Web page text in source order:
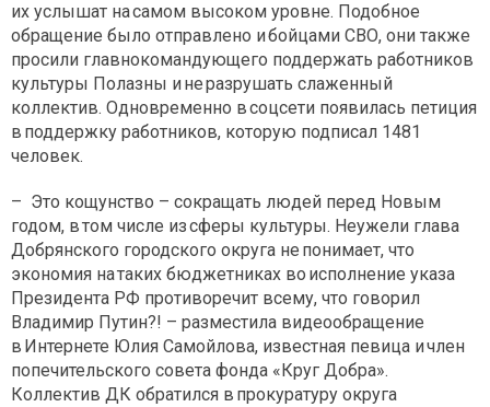
их услышат на самом высоком уровне. Подобное
обращение было отправлено и бойцами СВО, они также
просили главнокомандующего поддержать работников
культуры Полазны и не разрушать слаженный
коллектив. Одновременно в соцсети появилась петиция
в поддержку работников, которую подписал 1481
человек.
– Это кощунство – сокращать людей перед Новым
годом, в том числе из сферы культуры. Неужели глава
Добрянского городского округа не понимает, что
экономия на таких бюджетниках во исполнение указа
Президента РФ противоречит всему, что говорил
Владимир Путин?! – разместила видеообращение
в Интернете Юлия Самойлова, известная певица и член
попечительского совета фонда «Круг Добра».
Коллектив ДК обратился в прокуратуру округа